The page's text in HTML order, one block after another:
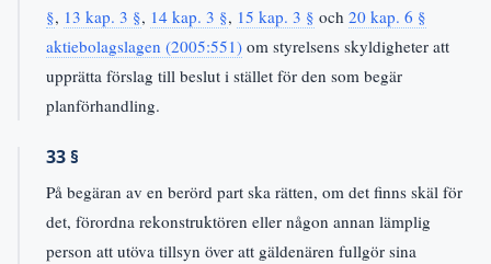
§, 13 kap. 3 §, 14 kap. 3 §, 15 kap. 3 § och 20 kap. 6 §
aktiebolagslagen (2005:551) om styrelsens skyldigheter att
upprätta förslag till beslut i stället för den som begär
planförhandling.
33 §
På begäran av en berörd part ska rätten, om det finns skäl för
det, förordna rekonstruktören eller någon annan lämplig
person att utöva tillsyn över att gäldenären fullgör sina